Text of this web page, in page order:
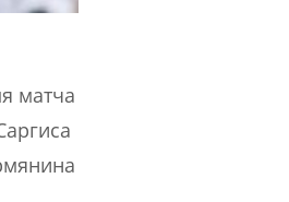
матча